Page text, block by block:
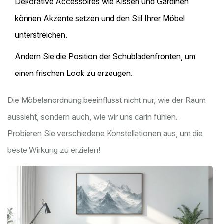
können Akzente setzen und den Stil Ihrer Möbel
unterstreichen.
Ändern Sie die Position der Schubladenfronten, um
einen frischen Look zu erzeugen.
Die Möbelanordnung beeinflusst nicht nur, wie der Raum
aussieht, sondern auch, wie wir uns darin fühlen.
Probieren Sie verschiedene Konstellationen aus, um die
beste Wirkung zu erzielen!